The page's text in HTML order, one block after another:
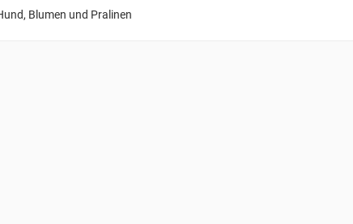
Blumen und Pralinen